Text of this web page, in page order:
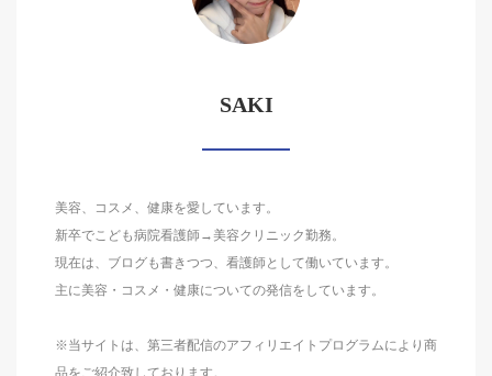
SAKI
美容、コスメ、健康を愛しています。
新卒でこども病院看護師→美容クリニック勤務。
現在は、ブログも書きつつ、看護師として働いています。
主に美容・コスメ・健康についての発信をしています。
※当サイトは、第三者配信のアフィリエイトプログラムにより商
品をご紹介致しております。